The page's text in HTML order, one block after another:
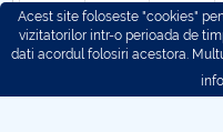
Acest site foloseste "cookies"
vizitatorilor intr-o perioada de
dati acordul folosiri acestora.